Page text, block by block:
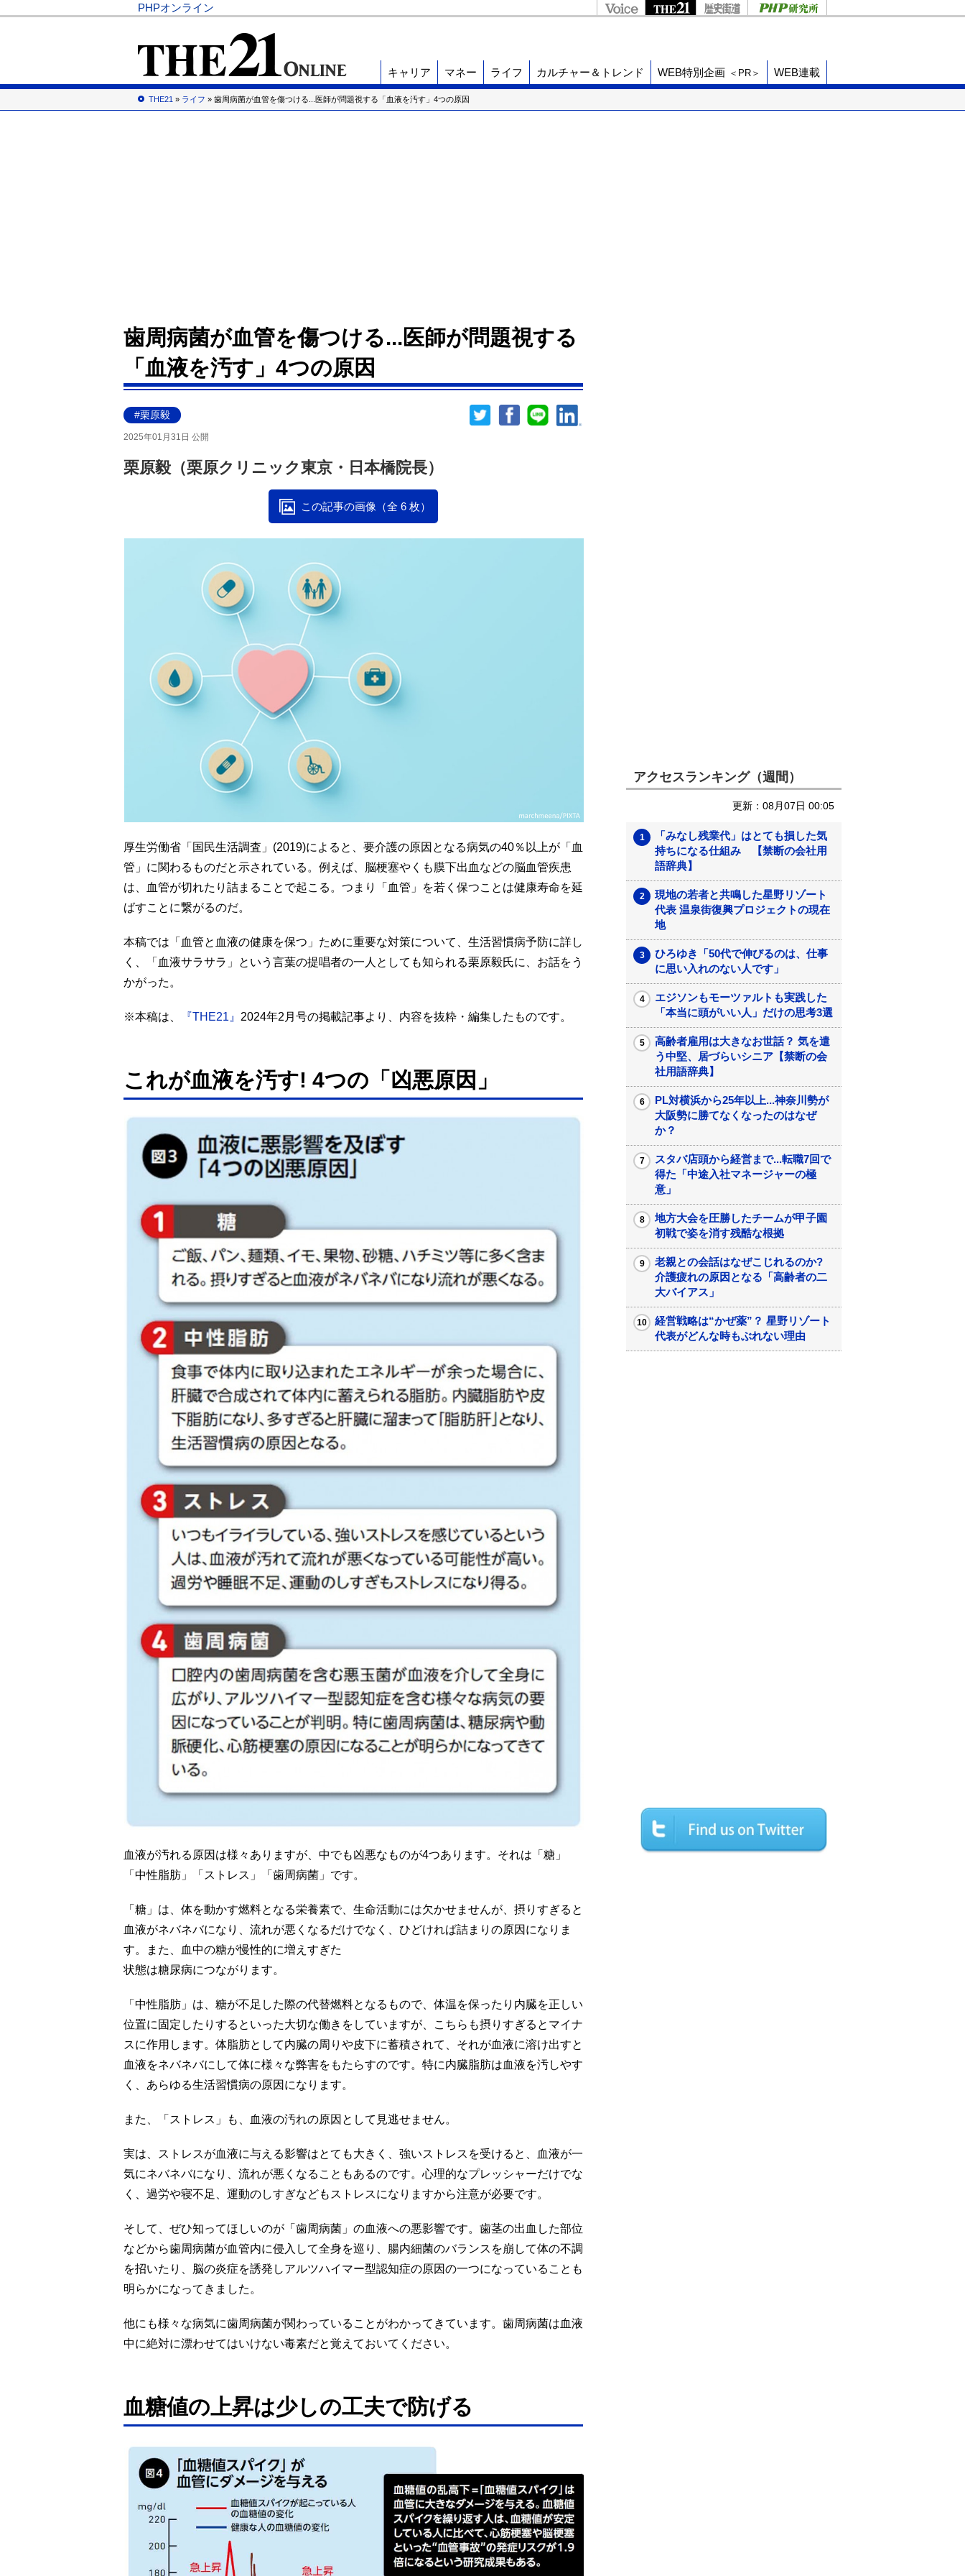
PHPオンライン
キャリア マネー ライフ カルチャー＆トレンド WEB特別企画 ＜PR＞ WEB連載
THE21 » ライフ » 歯周病菌が血管を傷つける...医師が問題視する「血液を汚す」4つの原因
歯周病菌が血管を傷つける...医師が問題視する
「血液を汚す」4つの原因
#栗原毅
2025年01月31日 公開
栗原毅（栗原クリニック東京・日本橋院長）
この記事の画像（全 6 枚）
厚生労働省「国民生活調査」(2019)によると、要介護の原因となる病気の40％以上が「血
管」に関わるものだと示されている。例えば、脳梗塞やくも膜下出血などの脳血管疾患
は、血管が切れたり詰まることで起こる。つまり「血管」を若く保つことは健康寿命を延
ばすことに繋がるのだ。
本稿では「血管と血液の健康を保つ」ために重要な対策について、生活習慣病予防に詳し
く、「血液サラサラ」という言葉の提唱者の一人としても知られる栗原毅氏に、お話をう
かがった。
※本稿は、 『THE21』 2024年2月号の掲載記事より、内容を抜粋・編集したものです。
これが血液を汚す! 4つの「凶悪原因」
血液が汚れる原因は様々ありますが、中でも凶悪なものが4つあります。それは「糖」
「中性脂肪」「ストレス」「歯周病菌」です。
「糖」は、体を動かす燃料となる栄養素で、生命活動には欠かせませんが、摂りすぎると
血液がネバネバになり、流れが悪くなるだけでなく、ひどければ詰まりの原因になりま
す。また、血中の糖が慢性的に増えすぎた
状態は糖尿病につながります。
「中性脂肪」は、糖が不足した際の代替燃料となるもので、体温を保ったり内臓を正しい
位置に固定したりするといった大切な働きをしていますが、こちらも摂りすぎるとマイナ
スに作用します。体脂肪として内臓の周りや皮下に蓄積されて、それが血液に溶け出すと
血液をネバネバにして体に様々な弊害をもたらすのです。特に内臓脂肪は血液を汚しやす
く、あらゆる生活習慣病の原因になります。
また、「ストレス」も、血液の汚れの原因として見逃せません。
実は、ストレスが血液に与える影響はとても大きく、強いストレスを受けると、血液が一
気にネバネバになり、流れが悪くなることもあるのです。心理的なプレッシャーだけでな
く、過労や寝不足、運動のしすぎなどもストレスになりますから注意が必要です。
そして、ぜひ知ってほしいのが「歯周病菌」の血液への悪影響です。歯茎の出血した部位
などから歯周病菌が血管内に侵入して全身を巡り、腸内細菌のバランスを崩して体の不調
を招いたり、脳の炎症を誘発しアルツハイマー型認知症の原因の一つになっていることも
明らかになってきました。
他にも様々な病気に歯周病菌が関わっていることがわかってきています。歯周病菌は血液
中に絶対に漂わせてはいけない毒素だと覚えておいてください。
血糖値の上昇は少しの工夫で防げる
アクセスランキング（週間）
更新：08月07日 00:05
「みなし残業代」はとても損した気
持ちになる仕組み 【禁断の会社用
語辞典】
現地の若者と共鳴した星野リゾート
代表 温泉街復興プロジェクトの現在
地
ひろゆき「50代で伸びるのは、仕事
に思い入れのない人です」
エジソンもモーツァルトも実践した
「本当に頭がいい人」だけの思考3選
高齢者雇用は大きなお世話？ 気を遣
う中堅、居づらいシニア【禁断の会
社用語辞典】
PL対横浜から25年以上...神奈川勢が
大阪勢に勝てなくなったのはなぜ
か？
スタバ店頭から経営まで...転職7回で
得た「中途入社マネージャーの極
意」
地方大会を圧勝したチームが甲子園
初戦で姿を消す残酷な根拠
老親との会話はなぜこじれるのか?
介護疲れの原因となる「高齢者の二
大バイアス」
経営戦略は“かぜ薬”？ 星野リゾート
代表がどんな時もぶれない理由